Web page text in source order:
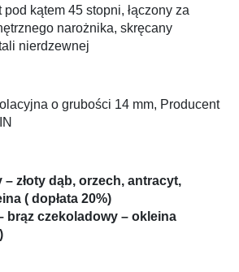
kątem 45 stopni, łączony za
narożnika, skręcany
nierdzewnej
o grubości 14 mm, Producent
złoty dąb, orzech, antracyt,
( dopłata 20%)
brąz czekoladowy – okleina